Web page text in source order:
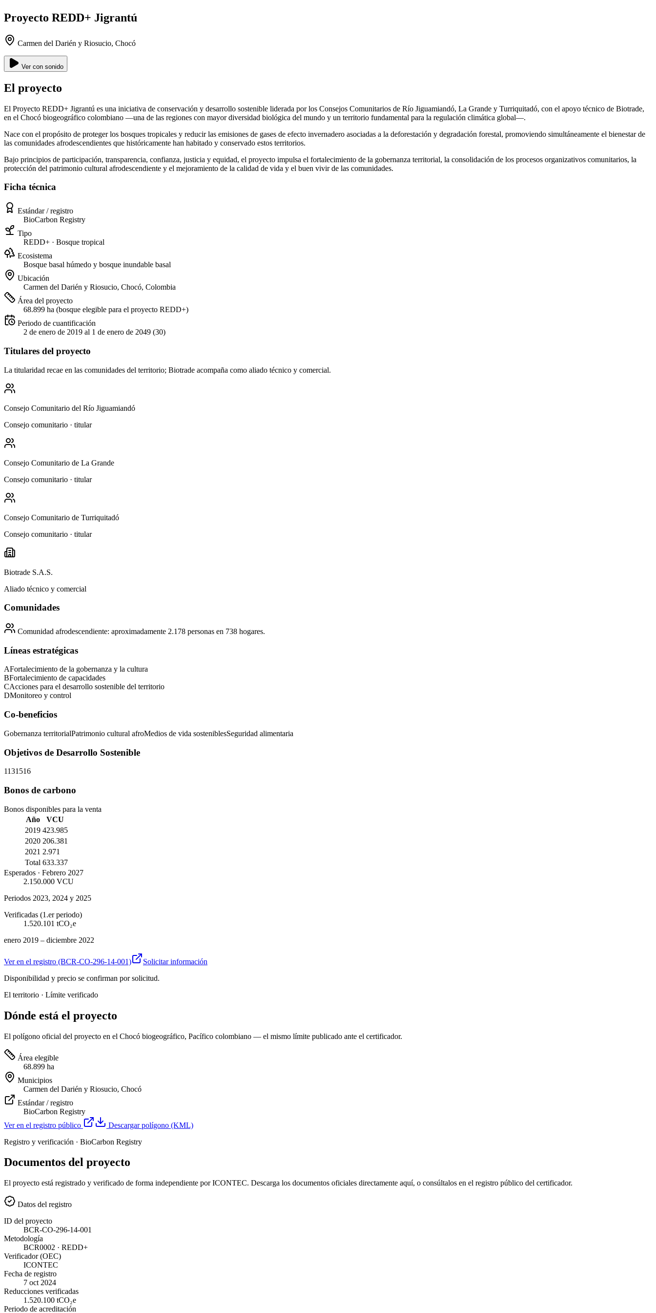
Proyecto REDD+ Jigrantú
Carmen del Darién y Riosucio, Chocó
Ver con sonido
El proyecto
El Proyecto REDD+ Jigrantú es una iniciativa de conservación y desarrollo sostenible liderada por los Consejos Comunitarios de Río Jiguamiandó, La Grande y Turriquitadó, con el apoyo técnico de Biotrade,
en el Chocó biogeográfico colombiano —una de las regiones con mayor diversidad biológica del mundo y un territorio fundamental para la regulación climática global—.
Nace con el propósito de proteger los bosques tropicales y reducir las emisiones de gases de efecto invernadero asociadas a la deforestación y degradación forestal, promoviendo simultáneamente el bienestar de
las comunidades afrodescendientes que históricamente han habitado y conservado estos territorios.
Bajo principios de participación, transparencia, confianza, justicia y equidad, el proyecto impulsa el fortalecimiento de la gobernanza territorial, la consolidación de los procesos organizativos comunitarios, la
protección del patrimonio cultural afrodescendiente y el mejoramiento de la calidad de vida y el buen vivir de las comunidades.
Ficha técnica
Estándar / registro
BioCarbon Registry
Tipo
REDD+ · Bosque tropical
Ecosistema
Bosque basal húmedo y bosque inundable basal
Ubicación
Carmen del Darién y Riosucio, Chocó, Colombia
Área del proyecto
68.899 ha (bosque elegible para el proyecto REDD+)
Periodo de cuantificación
2 de enero de 2019 al 1 de enero de 2049 (30)
Titulares del proyecto
La titularidad recae en las comunidades del territorio; Biotrade acompaña como aliado técnico y comercial.
Consejo Comunitario del Río Jiguamiandó
Consejo comunitario · titular
Consejo Comunitario de La Grande
Consejo comunitario · titular
Consejo Comunitario de Turriquitadó
Consejo comunitario · titular
Biotrade S.A.S.
Aliado técnico y comercial
Comunidades
Comunidad afrodescendiente: aproximadamente 2.178 personas en 738 hogares.
Líneas estratégicas
AFortalecimiento de la gobernanza y la cultura
BFortalecimiento de capacidades
CAcciones para el desarrollo sostenible del territorio
DMonitoreo y control
Co-beneficios
Gobernanza territorialPatrimonio cultural afroMedios de vida sosteniblesSeguridad alimentaria
Objetivos de Desarrollo Sostenible
1131516
Bonos de carbono
Bonos disponibles para la venta
Año
VCU
2019 423.985
2020 206.381
2021 2.971
Total 633.337
Esperados · Febrero 2027
2.150.000 VCU
Periodos 2023, 2024 y 2025
Verificadas (1.er periodo)
1.520.101 tCO₂e
enero 2019 – diciembre 2022
Ver en el registro (BCR-CO-296-14-001)
Solicitar información
Disponibilidad y precio se confirman por solicitud.
El territorio · Límite verificado
Dónde está el proyecto
El polígono oficial del proyecto en el Chocó biogeográfico, Pacífico colombiano — el mismo límite publicado ante el certificador.
Área elegible
68.899 ha
Municipios
Carmen del Darién y Riosucio, Chocó
Estándar / registro
BioCarbon Registry
Ver en el registro público
Descargar polígono (KML)
Registro y verificación · BioCarbon Registry
Documentos del proyecto
El proyecto está registrado y verificado de forma independiente por ICONTEC. Descarga los documentos oficiales directamente aquí, o consúltalos en el registro público del certificador.
Datos del registro
ID del proyecto
BCR-CO-296-14-001
Metodología
BCR0002 · REDD+
Verificador (OEC)
ICONTEC
Fecha de registro
7 oct 2024
Reducciones verificadas
1.520.100 tCO₂e
Periodo de acreditación